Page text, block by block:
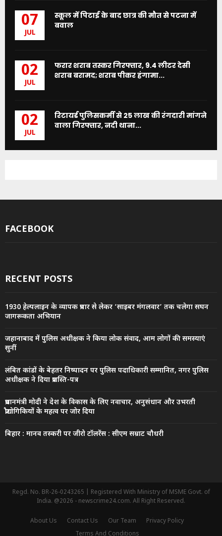
07
JUL
स्कूल में पिटाई के बाद छात्र की मौत से पटना में
बवाल
02
JUL
फरार शराब तस्कर गिरफ्तार, 9.4 लीटर देसी
शराब बरामद; शराब पीकर हंगामा...
02
JUL
रिटायर्ड पुलिसकर्मी से 25 लाख की रंगदारी मांगने
वाला गिरफ्तार, नदी थाना...
FACEBOOK
RECENT POSTS
1930 हेल्पलाइन के व्यापक प्रचार से लेकर ‘साइबर मंगलवार’ तक चलेगा सघन
जागरूकता अभियान
जहानाबाद में पुलिस अधीक्षक ने किया लोक संवाद, आम लोगों की समस्याएं
सुनीं
लंबित कांडों के बेहतर निष्पादन पर पुलिस पदाधिकारी सम्मानित, नगर पुलिस
अधीक्षक ने दिया प्रशस्ति-पत्र
प्रधानमंत्री मोदी ने देश के विकास के लिए नवाचार, अनुसंधान और उभरती
प्रौद्योगिकियों के महत्व पर जोर दिया
बिहार : मानव तस्करी पर जीरो टॉलरेंस : सीएम सम्राट चौधरी
Regd. No. BR-26-0243265 | Registered With Ministry of MSME Govt. of
India. @2026 - newscrime24.com. All Right Reserved.
About Us Contact Us Our Team
Privacy Policy
Terms And Conditions